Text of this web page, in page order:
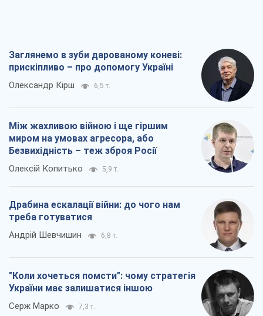
Заглянемо в зуби дарованому коневі:
прискіпливо – про допомогу Україні
Олександр Кірш 6,5 т.
Між жахливою війною і ще гіршим
миром на умовах агресора, або
Безвихідність – теж зброя Росії
Олексій Копитько 5,9 т.
Драбина ескалації війни: до чого нам
треба готуватися
Андрій Шевчишин 6,8 т.
"Коли хочеться помсти": чому стратегія
України має залишатися іншою
Серж Марко 7,3 т.